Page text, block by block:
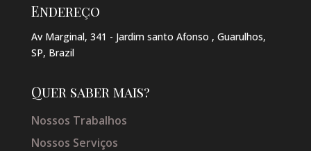
Endereço
Av Marginal, 341 - Jardim santo Afonso , Guarulhos,
SP, Brazil
Quer saber mais?
Nossos Trabalhos
Nossos Serviços